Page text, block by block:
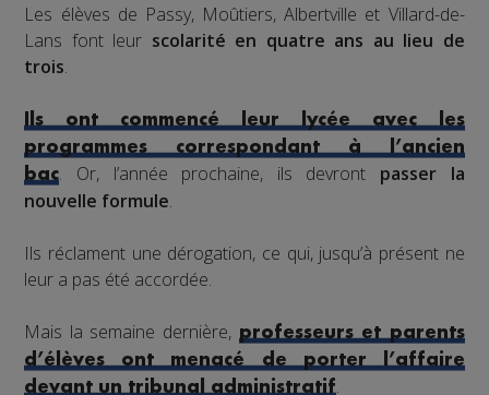
Les élèves de Passy, Moûtiers, Albertville et Villard-de-
Lans font leur scolarité en quatre ans au lieu de
trois.
Ils ont commencé leur lycée avec les
programmes correspondant à l’ancien
bac. Or, l’année prochaine, ils devront passer la
nouvelle formule.
Ils réclament une dérogation, ce qui, jusqu’à présent ne
leur a pas été accordée.
Mais la semaine dernière, professeurs et parents
d’élèves ont menacé de porter l’affaire
devant un tribunal administratif.